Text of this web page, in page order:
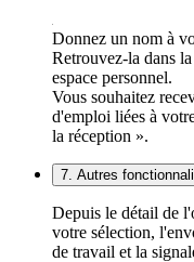
Donnez un nom à
Retrouvez-la dans
espace personnel.
Vous souhaitez
d'emploi liées à
la réception ».
7. Autres
Depuis le détail de
votre sélection,
de travail et la